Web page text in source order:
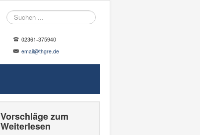
Suche
02361-375940
email@thgre.de
Vorschläge zum
Weiterlesen